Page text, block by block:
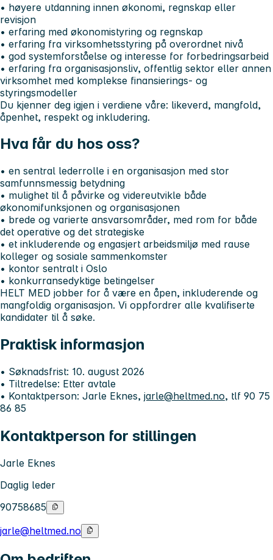
• høyere utdanning innen økonomi, regnskap eller
revisjon
• erfaring med økonomistyring og regnskap
• erfaring fra virksomhetsstyring på overordnet nivå
• god systemforståelse og interesse for forbedringsarbeid
• erfaring fra organisasjonsliv, offentlig sektor eller annen
virksomhet med komplekse finansierings- og
styringsmodeller
Du kjenner deg igjen i verdiene våre: likeverd, mangfold,
åpenhet, respekt og inkludering.
Hva får du hos oss?
• en sentral lederrolle i en organisasjon med stor
samfunnsmessig betydning
• mulighet til å påvirke og videreutvikle både
økonomifunksjonen og organisasjonen
• brede og varierte ansvarsområder, med rom for både
det operative og det strategiske
• et inkluderende og engasjert arbeidsmiljø med rause
kolleger og sosiale sammenkomster
• kontor sentralt i Oslo
• konkurransedyktige betingelser
HELT MED jobber for å være en åpen, inkluderende og
mangfoldig organisasjon. Vi oppfordrer alle kvalifiserte
kandidater til å søke.
Praktisk informasjon
• Søknadsfrist: 10. august 2026
• Tiltredelse: Etter avtale
• Kontaktperson: Jarle Eknes, jarle@heltmed.no, tlf 90 75
86 85
Kontaktperson for stillingen
Jarle Eknes
Daglig leder
90758685
jarle@heltmed.no